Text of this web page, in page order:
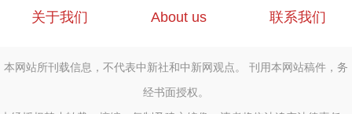
关于我们 About us 联系我们
本网站所刊载信息，不代表中新社和中新网观点。 刊用本网站稿件，务
经书面授权。